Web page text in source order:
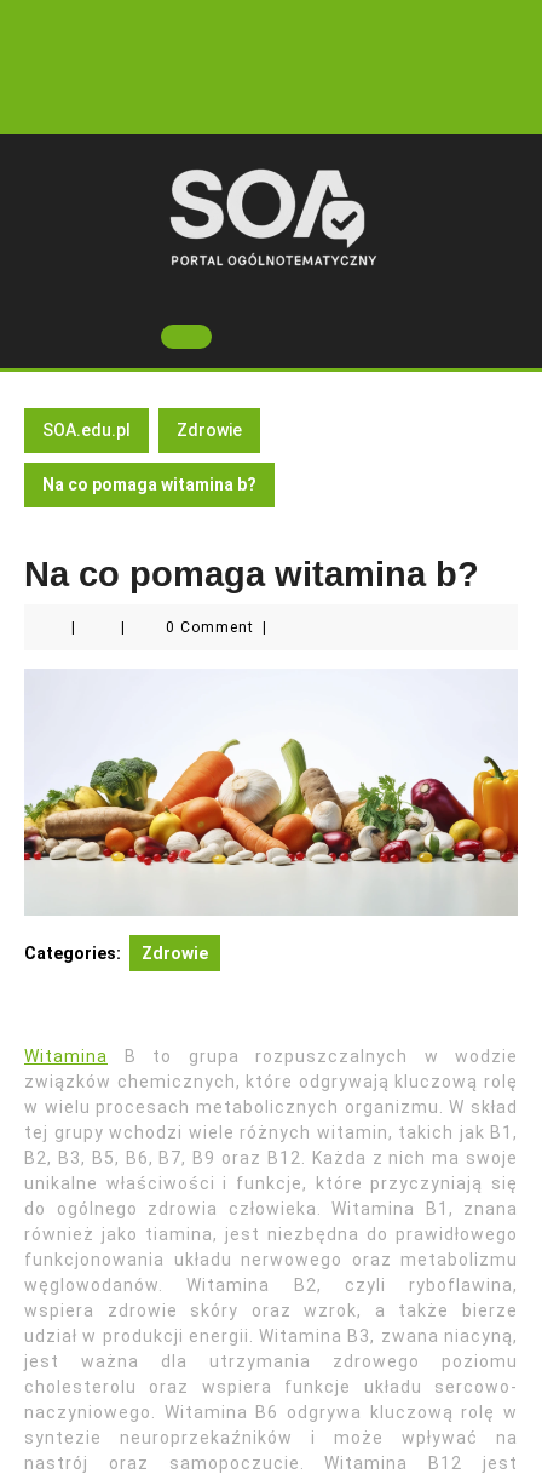
Open
Button
SOA.edu.pl Zdrowie
Na co pomaga witamina b?
Na co pomaga witamina b?
0 Comment
Categories: Zdrowie
Witamina
B to grupa rozpuszczalnych w wodzie
związków chemicznych, które odgrywają kluczową rolę
w wielu procesach metabolicznych organizmu. W skład
tej grupy wchodzi wiele różnych witamin, takich jak B1,
B2, B3, B5, B6, B7, B9 oraz B12. Każda z nich ma swoje
unikalne właściwości i funkcje, które przyczyniają się
do ogólnego zdrowia człowieka. Witamina B1, znana
również jako tiamina, jest niezbędna do prawidłowego
funkcjonowania układu nerwowego oraz metabolizmu
węglowodanów. Witamina B2, czyli ryboflawina,
wspiera zdrowie skóry oraz wzrok, a także bierze
udział w produkcji energii. Witamina B3, zwana niacyną,
jest ważna dla utrzymania zdrowego poziomu
cholesterolu oraz wspiera funkcje układu sercowo-
naczyniowego. Witamina B6 odgrywa kluczową rolę w
syntezie neuroprzekaźników i może wpływać na
nastrój oraz samopoczucie. Witamina B12 jest